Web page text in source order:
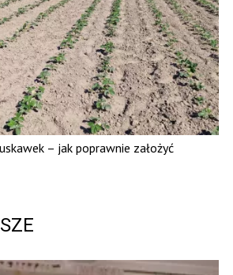
– jak poprawnie założyć